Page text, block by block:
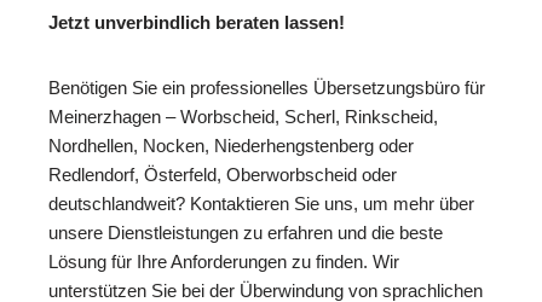
Jetzt unverbindlich beraten lassen!
Benötigen Sie ein professionelles Übersetzungsbüro für
Meinerzhagen – Worbscheid, Scherl, Rinkscheid,
Nordhellen, Nocken, Niederhengstenberg oder
Redlendorf, Österfeld, Oberworbscheid oder
deutschlandweit? Kontaktieren Sie uns, um mehr über
unsere Dienstleistungen zu erfahren und die beste
Lösung für Ihre Anforderungen zu finden. Wir
unterstützen Sie bei der Überwindung von sprachlichen